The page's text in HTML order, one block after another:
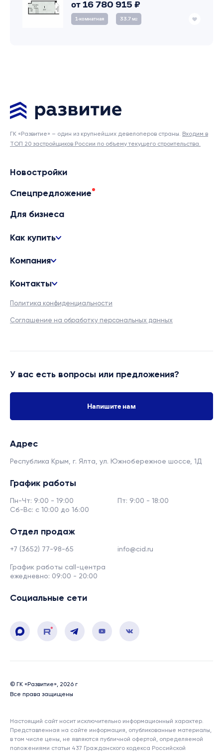
от 16 780 915 ₽
1‑комнатная 33.7 м2
ГК «Развитие» – один из крупнейших девелоперов страны. Входим в
ТОП 20 застройщиков России по объему текущего строительства.
Новостройки
Спецпредложение
Для бизнеса
Как купить
Компания
Контакты
Политика конфиденциальности
Соглашение на обработку персональных данных
У вас есть вопросы или предложения?
Напишите нам
Адрес
Республика Крым, г. Ялта, ул. Южнобережное шоссе, 1Д
График работы
Пн-Чт: 9:00 - 19:00
Пт: 9:00 - 18:00
Сб-Вс: с 10:00 до 16:00
Отдел продаж
+7 (3652) 77-98-65 info@cid.ru
График работы call-центра
ежедневно: 09:00 - 20:00
Социальные сети
© ГК «Развитие», 2026 г
Все права защищены
Настоящий сайт носит исключительно информационный характер.
Представленная на сайте информация, опубликованные материалы,
в том числе цены, не являются публичной офертой, определяемой
положениями статьи 437 Гражданского кодекса Российской